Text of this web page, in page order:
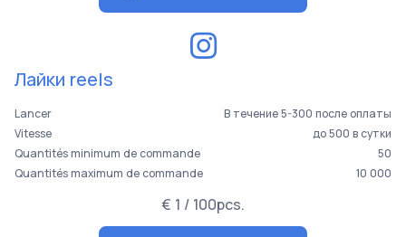
Лайки reels
Lancer
В течение 5-300 после оплаты
Vitesse
до 500 в сутки
Quantités minimum de commande
50
Quantités maximum de commande
10 000
€ 1 / 100pcs.